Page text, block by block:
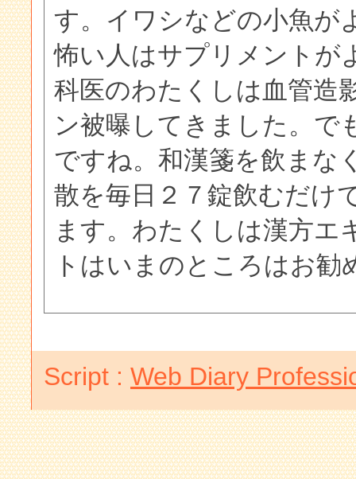
す。イワシなどの小魚が
怖い人はサプリメントが
科医のわたくしは血管造
ン被曝してきました。で
ですね。和漢箋を飲まな
散を毎日２７錠飲むだけ
ます。わたくしは漢方エ
トはいまのところはお勧
Script : Web Diary